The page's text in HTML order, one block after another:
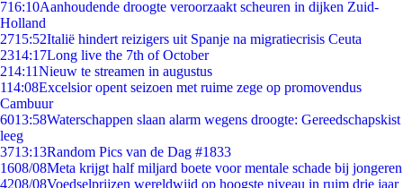
716:10Aanhoudende droogte veroorzaakt scheuren in dijken Zuid-
Holland
2715:52Italië hindert reizigers uit Spanje na migratiecrisis Ceuta
2314:17Long live the 7th of October
214:11Nieuw te streamen in augustus
114:08Excelsior opent seizoen met ruime zege op promovendus
Cambuur
6013:58Waterschappen slaan alarm wegens droogte: Gereedschapskist
leeg
3713:13Random Pics van de Dag #1833
1608/08Meta krijgt half miljard boete voor mentale schade bij jongeren
4208/08Voedselprijzen wereldwijd op hoogste niveau in ruim drie jaar